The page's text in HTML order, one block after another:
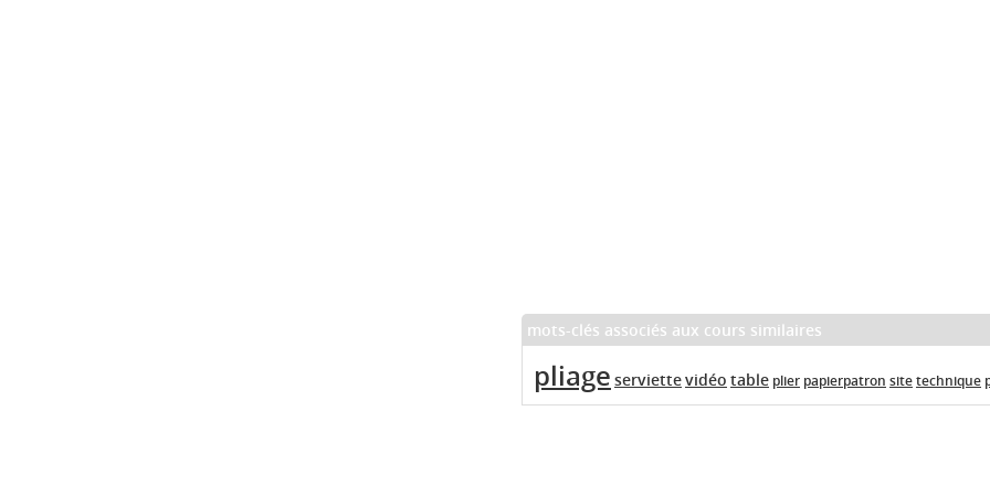
mots-clés associés aux cours similaires
pliage serviettevidéo table plier papierpatron sitetechnique